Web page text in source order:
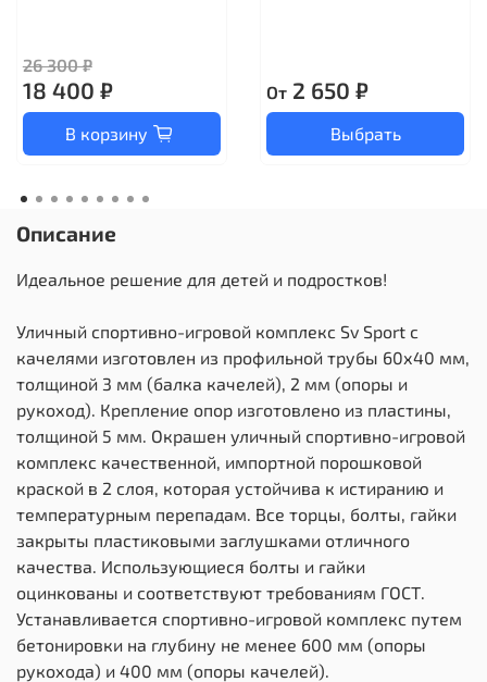
26 300 ₽
18 400 ₽
В корзину
От2 650 ₽
Выбрать
Описание
Идеальное решение для детей и подростков!
Уличный спортивно-игровой комплекс Sv Sport с
качелями изготовлен из профильной трубы 60х40 мм,
толщиной 3 мм (балка качелей), 2 мм (опоры и
рукоход). Крепление опор изготовлено из пластины,
толщиной 5 мм. Окрашен уличный спортивно-игровой
комплекс качественной, импортной порошковой
краской в 2 слоя, которая устойчива к истиранию и
температурным перепадам. Все торцы, болты, гайки
закрыты пластиковыми заглушками отличного
качества. Использующиеся болты и гайки
оцинкованы и соответствуют требованиям ГОСТ.
Устанавливается спортивно-игровой комплекс путем
бетонировки на глубину не менее 600 мм (опоры
рукохода) и 400 мм (опоры качелей).